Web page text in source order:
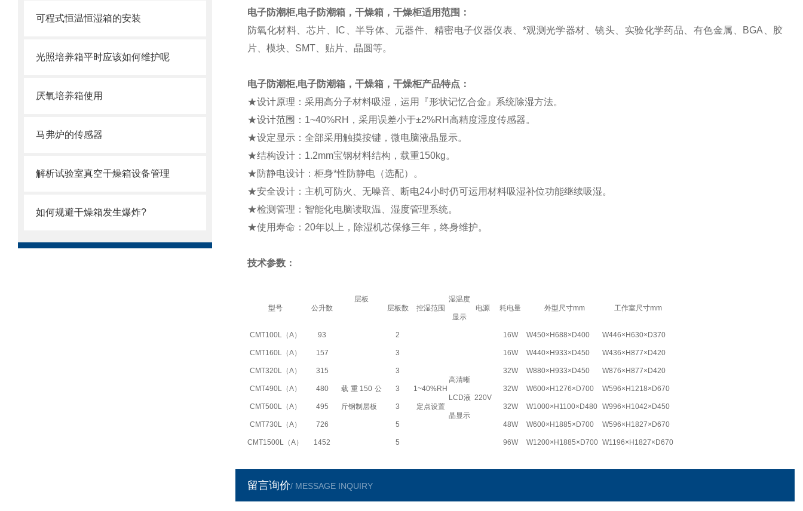
可程式恒温恒湿箱的安装
光照培养箱平时应该如何维护呢
厌氧培养箱使用
马弗炉的传感器
解析试验室真空干燥箱设备管理
如何规避干燥箱发生爆炸?
电子防潮柜,电子防潮箱，干燥箱，干燥柜适用范围：
防氧化材料、芯片、IC、半导体、元器件、精密电子仪器仪表、*观测光学器材、镜头、实验化学药品、有色金属、BGA、胶
片、模块、SMT、贴片、晶圆等。
电子防潮柜,电子防潮箱，干燥箱，干燥柜产品特点：
★设计原理：采用高分子材料吸湿，运用『形状记忆合金』系统除湿方法。
★设计范围：1~40%RH，采用误差小于±2%RH高精度湿度传感器。
★设定显示：全部采用触摸按键，微电脑液晶显示。
★结构设计：1.2mm宝钢材料结构，载重150kg。
★防静电设计：柜身*性防静电（选配）。
★安全设计：主机可防火、无噪音、断电24小时仍可运用材料吸湿补位功能继续吸湿。
★检测管理：智能化电脑读取温、湿度管理系统。
★使用寿命：20年以上，除湿机芯保修三年，终身维护。
技术参数：
型号 公升数
层板
层板数
控湿范围
湿温度
显示
电源 耗电量 外型尺寸mm 工作室尺寸mm
CMT100L（A） 93
载重150公
斤钢制层板
2
1~40%RH
定点设置
高清晰
LCD液
晶显示
220V
16W W450×H688×D400 W446×H630×D370
CMT160L（A） 157 3 16W W440×H933×D450 W436×H877×D420
CMT320L（A） 315 3 32W W880×H933×D450 W876×H877×D420
CMT490L（A） 480 3 32W W600×H1276×D700 W596×H1218×D670
CMT500L（A） 495 3 32W W1000×H1100×D480 W996×H1042×D450
CMT730L（A） 726 5 48W W600×H1885×D700 W596×H1827×D670
CMT1500L（A） 1452 5 96W W1200×H1885×D700 W1196×H1827×D670
留言询价/ MESSAGE INQUIRY